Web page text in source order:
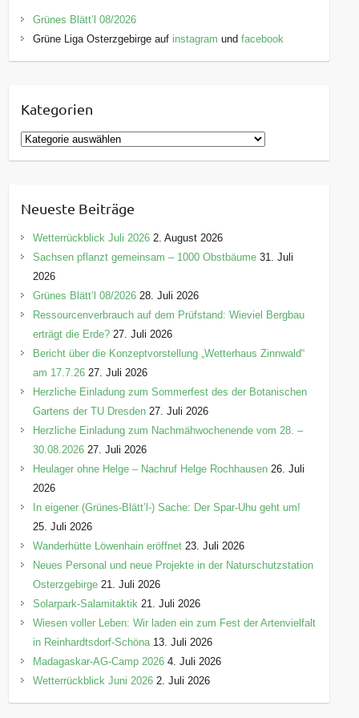
Grünes Blätt’l 08/2026
Grüne Liga Osterzgebirge auf instagram undfacebook
Kategorien
K
a
g
o
r
e
n
Neueste Beiträge
Wetterrückblick Juli 2026 2. August 2026
Sachsen pflanzt gemeinsam – 1000 Obstbäume 31. Juli
2026
Grünes Blätt’l 08/2026 28. Juli 2026
Ressourcenverbrauch auf dem Prüfstand: Wieviel Bergbau
erträgt die Erde? 27. Juli 2026
Bericht über die Konzeptvorstellung „Wetterhaus Zinnwald“
am 17.7.26 27. Juli 2026
Herzliche Einladung zum Sommerfest des der Botanischen
Gartens der TU Dresden 27. Juli 2026
Herzliche Einladung zum Nachmähwochenende vom 28. –
30.08.2026 27. Juli 2026
Heulager ohne Helge – Nachruf Helge Rochhausen 26. Juli
2026
In eigener (Grünes-Blätt’l-) Sache: Der Spar-Uhu geht um!
25. Juli 2026
Wanderhütte Löwenhain eröffnet 23. Juli 2026
Neues Personal und neue Projekte in der Naturschutzstation
Osterzgebirge 21. Juli 2026
Solarpark-Salamitaktik 21. Juli 2026
Wiesen voller Leben: Wir laden ein zum Fest der Artenvielfalt
in Reinhardtsdorf-Schöna 13. Juli 2026
Madagaskar-AG-Camp 2026 4. Juli 2026
Wetterrückblick Juni 2026 2. Juli 2026